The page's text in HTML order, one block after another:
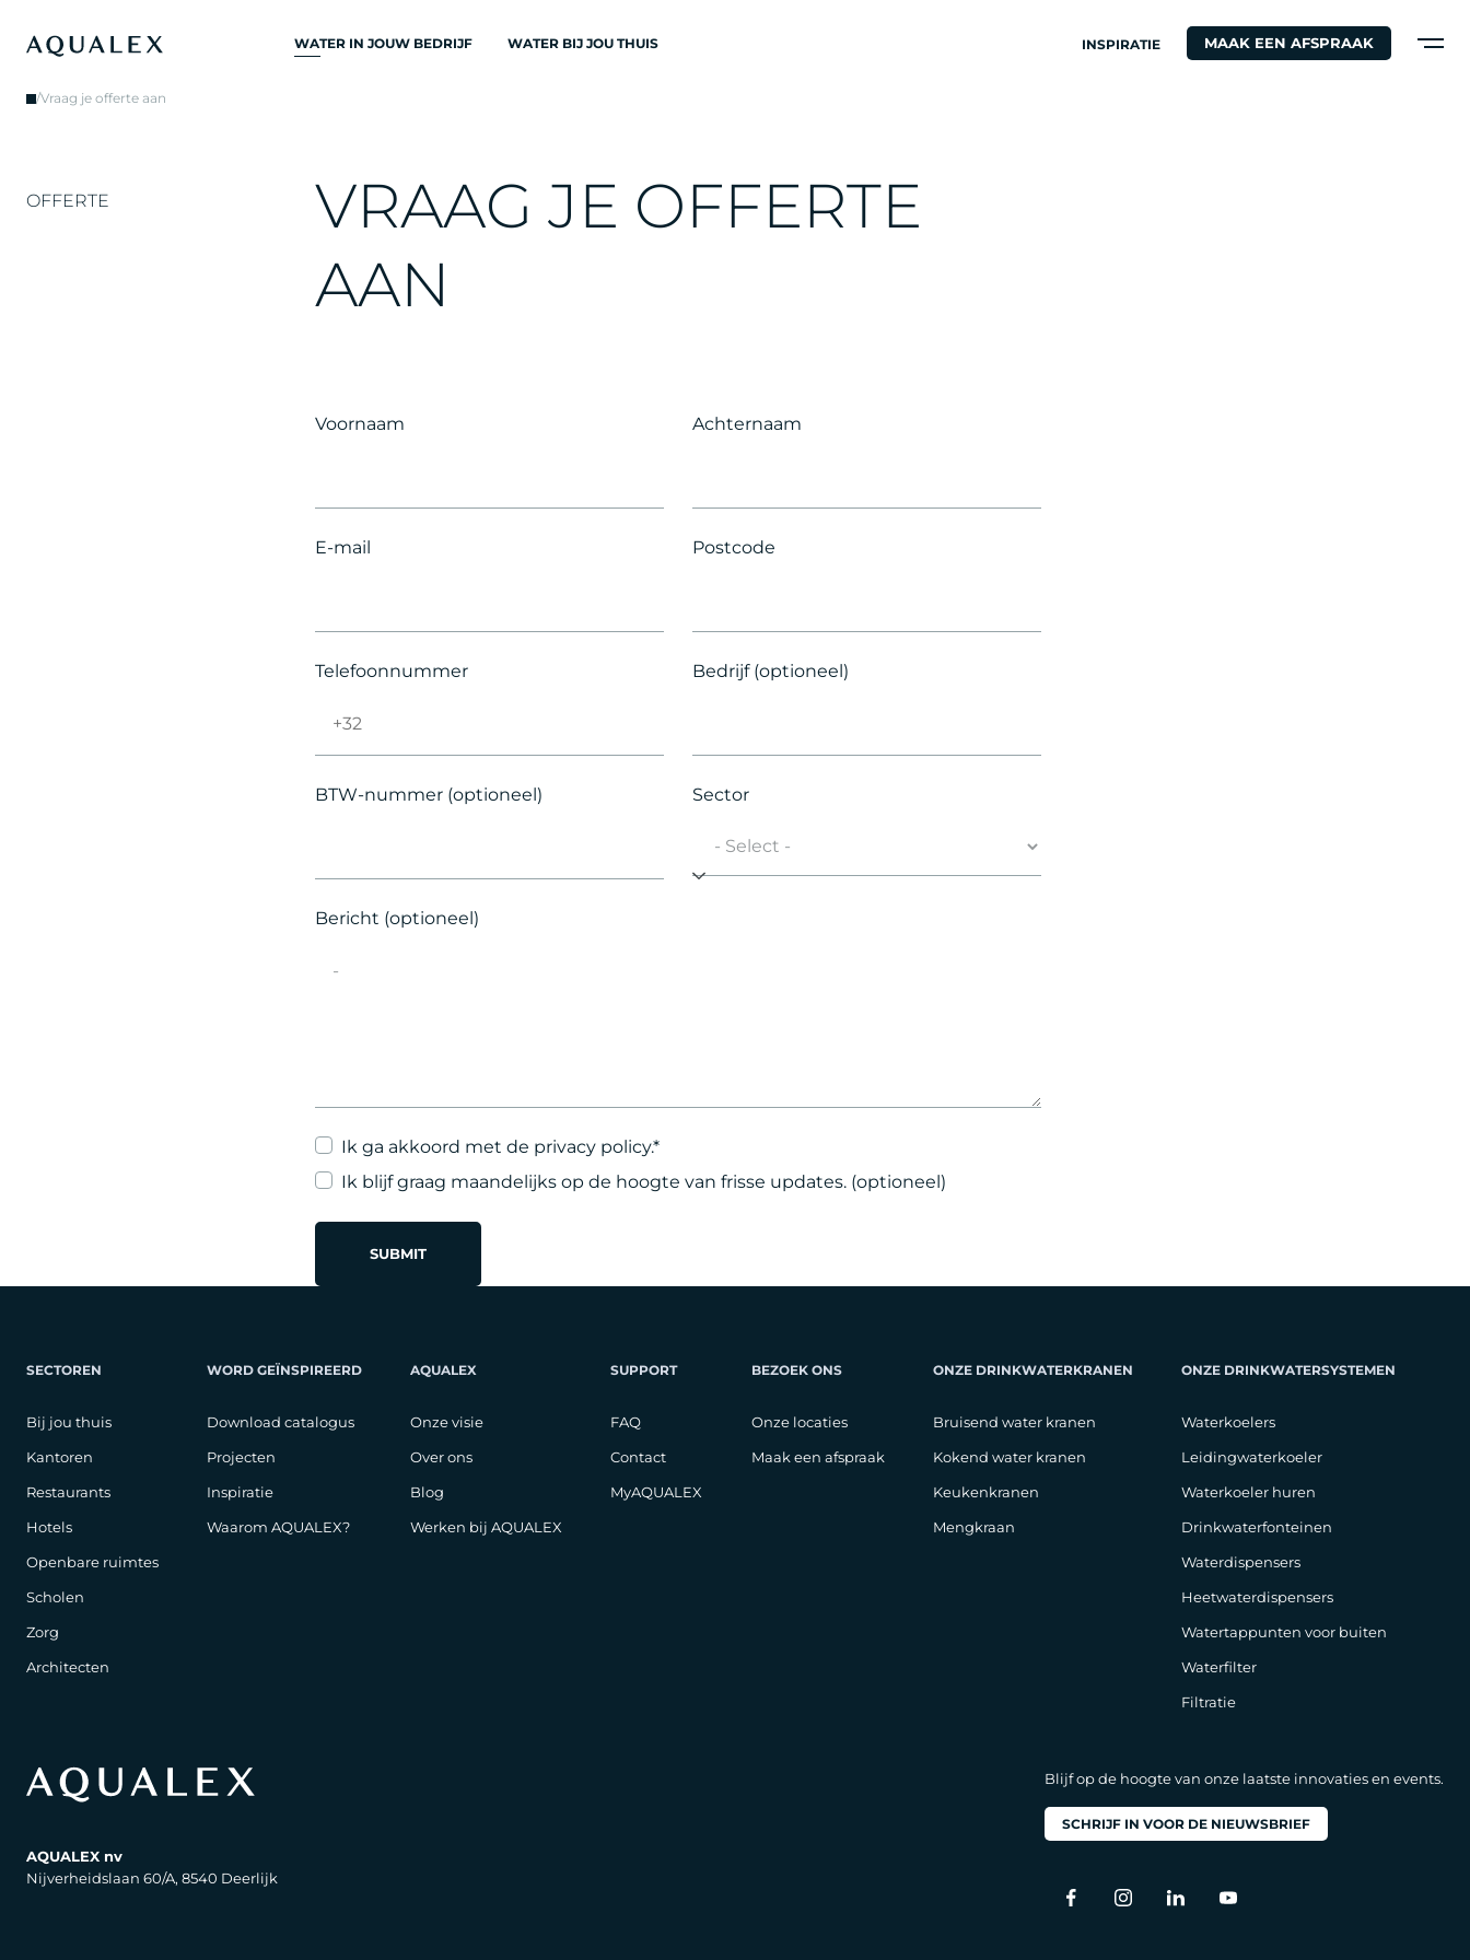
WATER IN JOUW BEDRIJF
KEUKENKRANEN
WATERDISPENSERS
WATER BIJ JOU THUIS INSPIRATIE MAAK EEN AFSPRAAK
/Vraag je offerte aan
OFFERTE VRAAG JE OFFERTE
AAN
Voornaam Achternaam
E-mail Postcode
Telefoonnummer Bedrijf (optioneel)
BTW-nummer (optioneel) Sector
Bericht (optioneel)
Ik ga akkoord met de privacy policy.*
Ik blijf graag maandelijks op de hoogte van frisse updates. (optioneel)
SECTOREN
Bij jou thuis
Kantoren
Restaurants
Hotels
Openbare ruimtes
Scholen
Zorg
Architecten
WORD GEÏNSPIREERD
Download catalogus
Projecten
Inspiratie
Waarom AQUALEX?
AQUALEX
Onze visie
Over ons
Blog
Werken bij AQUALEX
SUPPORT
FAQ
Contact
MyAQUALEX
BEZOEK ONS
Onze locaties
Maak een afspraak
ONZE DRINKWATERKRANEN
Bruisend water kranen
Kokend water kranen
Keukenkranen
Mengkraan
ONZE DRINKWATERSYSTEMEN
Waterkoelers
Leidingwaterkoeler
Waterkoeler huren
Drinkwaterfonteinen
Waterdispensers
Heetwaterdispensers
Watertappunten voor buiten
Waterfilter
Filtratie
AQUALEX nv
Nijverheidslaan 60/A, 8540 Deerlijk
Blijf op de hoogte van onze laatste innovaties en events.
SCHRIJF IN VOOR DE NIEUWSBRIEF